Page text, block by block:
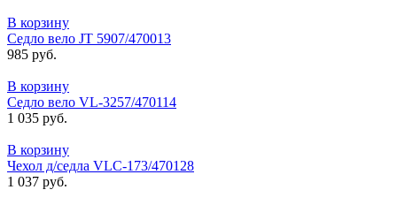
В корзину
Седло вело JT 5907/470013
985 руб.
В корзину
Седло вело VL-3257/470114
1 035 руб.
В корзину
Чехол д/седла VLC-173/470128
1 037 руб.